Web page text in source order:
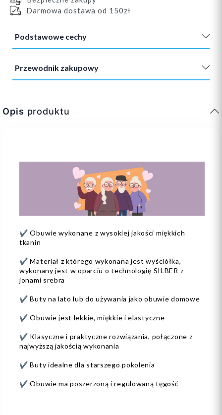
Darmowa dostawa od 150zł
Podstawowe cechy
Przewodnik zakupowy
Opis produktu
✔️ Obuwie wykonane z wysokiej jakości miękkich
tkanin
✔️ Materiał z którego wykonana jest wyściółka,
wykonany jest w oparciu o technologię SILBER z
jonami srebra
✔️ Buty na lato lub do używania jako obuwie domowe
✔️ Obuwie jest lekkie, miękkie i elastyczne
✔️ Klasyczne i praktyczne rozwiązania, połączone z
najwyższą jakością wykonania
✔️ Buty idealne dla starszego pokolenia
✔️ Obuwie ma poszerzoną i regulowaną tęgość